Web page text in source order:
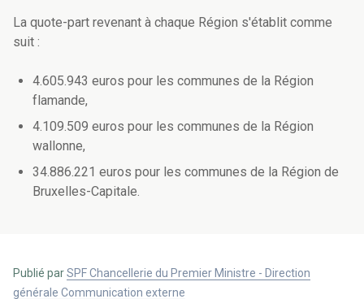
La quote-part revenant à chaque Région s'établit comme
suit :
4.605.943 euros pour les communes de la Région
flamande,
4.109.509 euros pour les communes de la Région
wallonne,
34.886.221 euros pour les communes de la Région de
Bruxelles-Capitale.
Publié parSPF Chancellerie du Premier Ministre - Direction
générale Communication externe